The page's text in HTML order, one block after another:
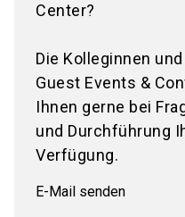
Center?
Die Kolleginnen
Guest Events &
Ihnen gerne bei
und Durchführung
Verfügung.
E-Mail senden